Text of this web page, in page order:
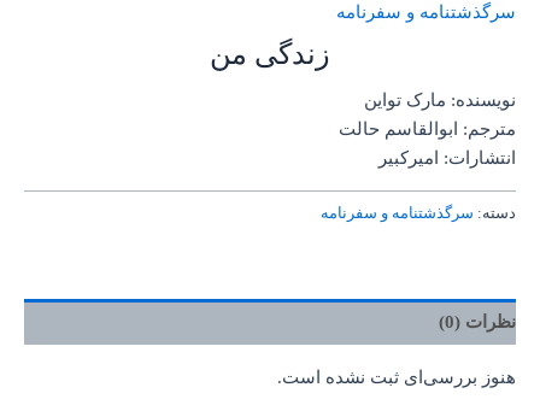
سرگذشتنامه و سفرنامه
زندگی من
نویسنده: مارک تواین
مترجم: ابوالقاسم حالت
انتشارات: امیرکبیر
دسته: سرگذشتنامه و سفرنامه
نظرات (0)
هنوز بررسی‌ای ثبت نشده است.